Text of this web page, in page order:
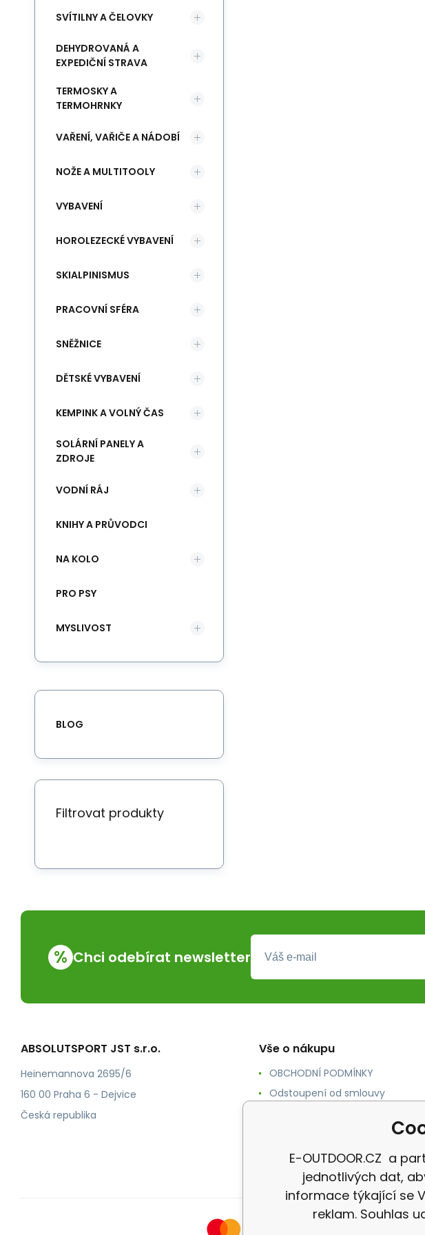
SVÍTILNY A ČELOVKY
DEHYDROVANÁ A
EXPEDIČNÍ STRAVA
TERMOSKY A
TERMOHRNKY
VAŘENÍ, VAŘIČE A NÁDOBÍ
NOŽE A MULTITOOLY
VYBAVENÍ
HOROLEZECKÉ VYBAVENÍ
SKIALPINISMUS
PRACOVNÍ SFÉRA
SNĚŽNICE
DĚTSKÉ VYBAVENÍ
KEMPINK A VOLNÝ ČAS
SOLÁRNÍ PANELY A
ZDROJE
VODNÍ RÁJ
KNIHY A PRŮVODCI
NA KOLO
PRO PSY
MYSLIVOST
BLOG
Filtrovat produkty
% Chci odebírat newsletter
ABSOLUTSPORT JST s.r.o.
Heinemannova 2695/6
160 00 Praha 6 - Dejvice
Česká republika
Vše o nákupu
OBCHODNÍ PODMÍNKY
Odstoupení od smlouvy
Ochrana osobních údajů
E-OUTDOOR.CZ a
jednotlivých dat,
informace týkající se
reklam. Souhlas